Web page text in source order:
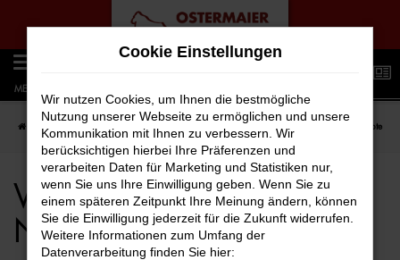
Zum
Hauptinhalt
springen
MENÜ
Startseite Berlin VW ID.3 VW ID.3 für Berlin Neuwagen Top Angebote
VW ID.3 für Berlin
Neuwagen Top Angebote
Cookie Einstellungen
Wir nutzen Cookies, um Ihnen die bestmögliche
Nutzung unserer Webseite zu ermöglichen und unsere
Kommunikation mit Ihnen zu verbessern. Wir
berücksichtigen hierbei Ihre Präferenzen und
verarbeiten Daten für Marketing und Statistiken nur,
wenn Sie uns Ihre Einwilligung geben. Wenn Sie zu
einem späteren Zeitpunkt Ihre Meinung ändern, können
Sie die Einwilligung jederzeit für die Zukunft widerrufen.
Weitere Informationen zum Umfang der
Datenverarbeitung finden Sie hier: